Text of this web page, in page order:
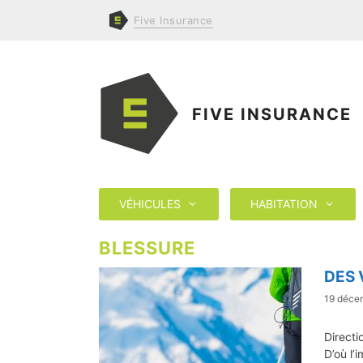
Five Insurance
FIVE INSURANCE
VÉHICULES HABITATION
BLESSURE
DES
19
D’où